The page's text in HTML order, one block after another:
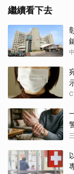
繼續看下去